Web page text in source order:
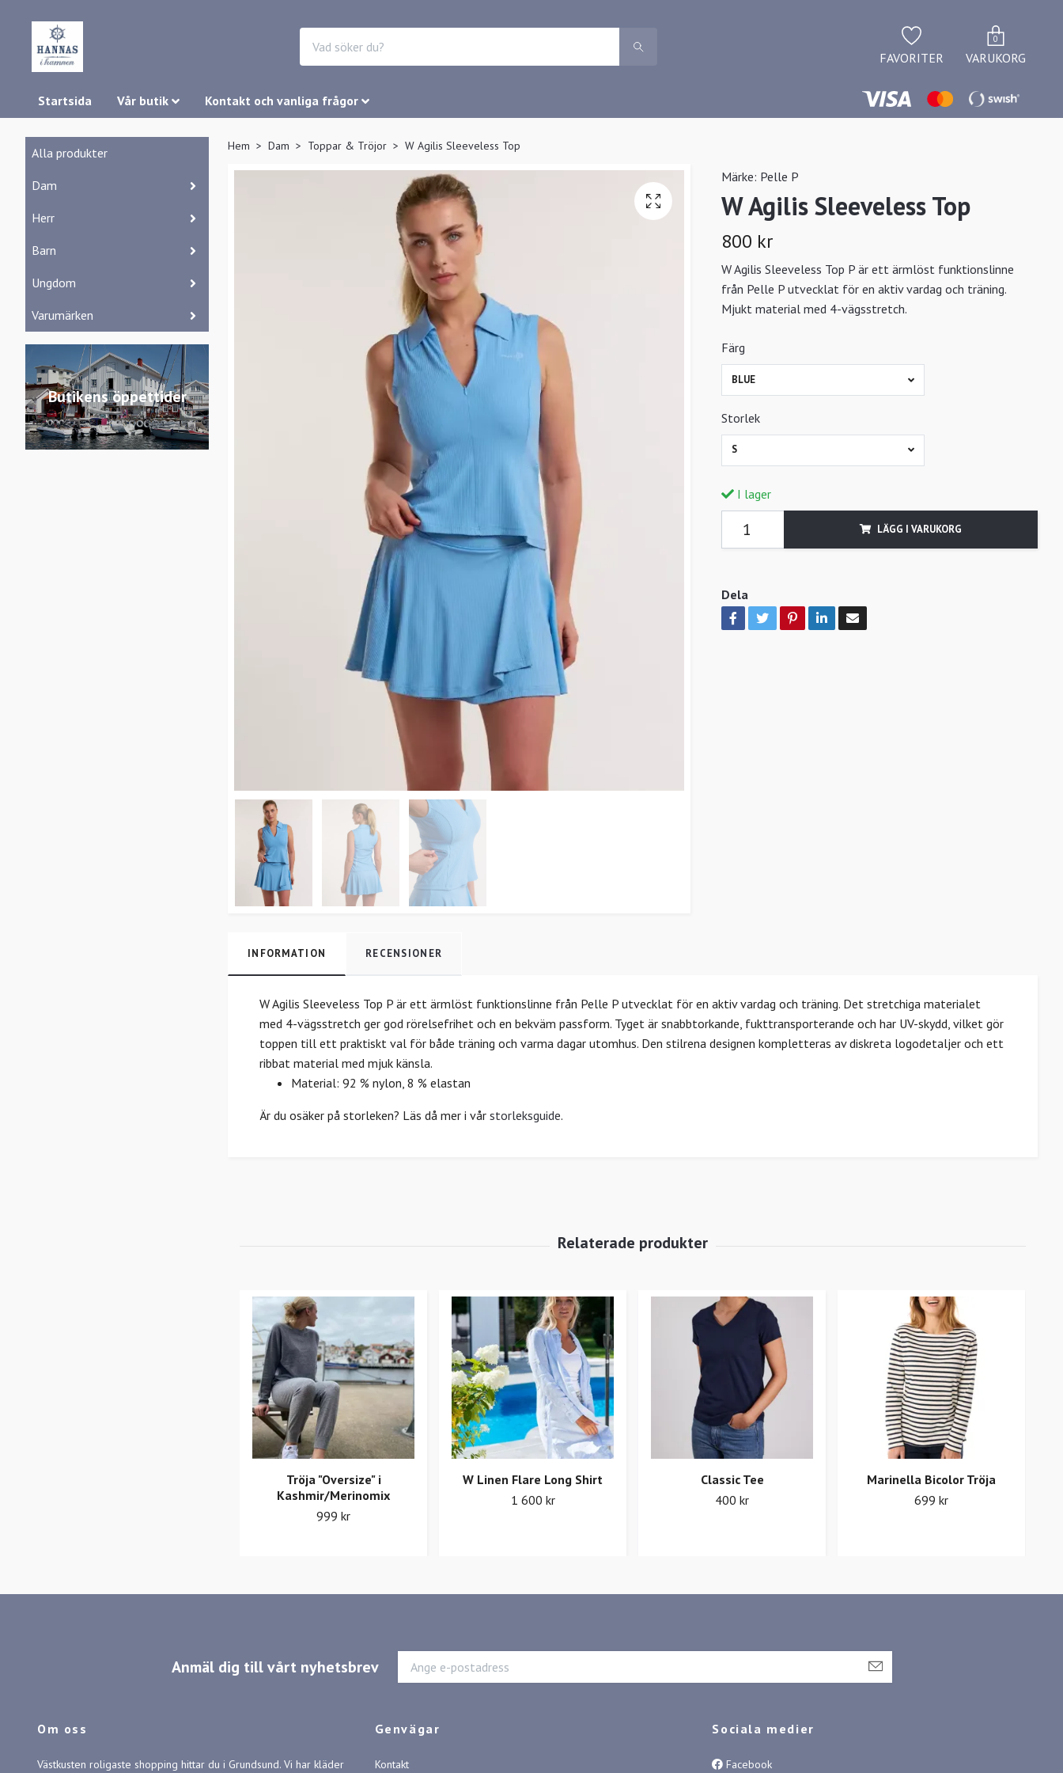
FAVORITER
0
VARUKORG
Startsida Vår butik Kontakt och vanliga frågor
Alla produkter
Dam
Herr
Barn
Ungdom
Varumärken
Butikens öppettider
Hem Dam Toppar & Tröjor W Agilis Sleeveless Top
Märke: Pelle P
W Agilis Sleeveless Top
800 kr
W Agilis Sleeveless Top P är ett ärmlöst funktionslinne
från Pelle P utvecklat för en aktiv vardag och träning.
Mjukt material med 4-vägsstretch.
Färg
BLUE
Storlek
S
I lager
LÄGG I VARUKORG
Dela
INFORMATION RECENSIONER
W Agilis Sleeveless Top P är ett ärmlöst funktionslinne från Pelle P utvecklat för en aktiv vardag och träning. Det stretchiga materialet
med 4-vägsstretch ger god rörelsefrihet och en bekväm passform. Tyget är snabbtorkande, fukttransporterande och har UV-skydd, vilket gör
toppen till ett praktiskt val för både träning och varma dagar utomhus. Den stilrena designen kompletteras av diskreta logodetaljer och ett
ribbat material med mjuk känsla.
Material: 92 % nylon, 8 % elastan
Är du osäker på storleken? Läs då mer i vår storleksguide.
Tröja "Oversize" i
Kashmir/Merinomix
999 kr
W Linen Flare Long Shirt
1 600 kr
Classic Tee
400 kr
Marinella Bicolor Tröja
699 kr
Anmäl dig till vårt nyhetsbrev
Om oss
Västkusten roligaste shopping hittar du i Grundsund. Vi har kläder
Genvägar
Kontakt
Sociala medier
Facebook